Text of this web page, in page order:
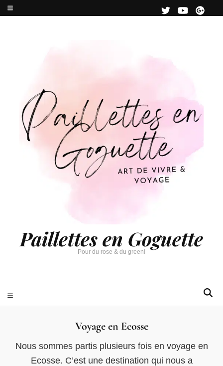
Paillettes en Goguette
Pour du rose & du green!
Voyage en Ecosse
Nous sommes partis plusieurs fois en voyage en
Ecosse. C’est une destination qui nous a